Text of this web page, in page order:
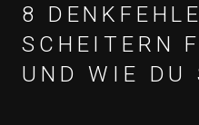
8
SCHEITERN
UND WIE DU